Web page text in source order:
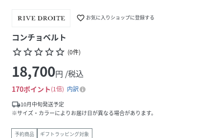
favorite_border お気に入りショップに登録する
コンチョベルト
star_borderstar_borderstar_borderstar_borderstar_border (0件)
18,700円 /税込
170ポイント 1倍
内訳
local_shipping10月中旬発送予定
※サイズ・カラーによりお届け日が異なる場合があります。
予約商品 ギフトラッピング対象